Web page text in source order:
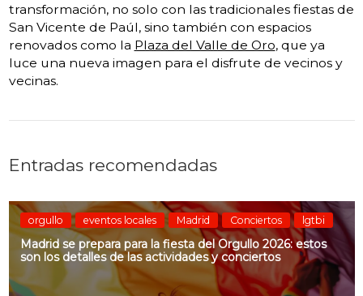
transformación, no solo con las tradicionales fiestas de
San Vicente de Paúl, sino también con espacios
renovados como la Plaza del Valle de Oro, que ya
luce una nueva imagen para el disfrute de vecinos y
vecinas.
Entradas recomendadas
orgullo eventos locales Madrid Conciertos lgtbi
Madrid se prepara para la fiesta del Orgullo 2026: estos
son los detalles de las actividades y conciertos